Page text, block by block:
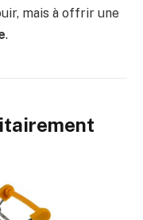
mais à offrir une
.